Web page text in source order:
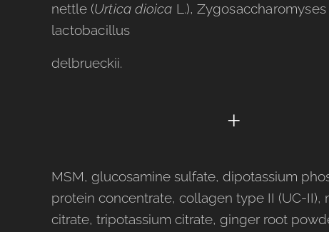
nettle (Urtica dioica L.), Zygosaccharomyses
lactobacillus
delbrueckii.
+
MSM, glucosamine sulfate, dipotassium
protein concentrate, collagen type II (UC-II),
citrate, tripotassium citrate, ginger root